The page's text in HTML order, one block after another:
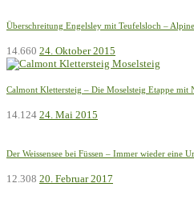
Überschreitung Engelsley mit Teufelsloch –
14.660 24. Oktober 2015
Calmont Klettersteig – Die Moselsteig Etappe mit
14.124 24. Mai 2015
Der Weissensee bei Füssen – Immer wieder eine
12.308 20. Februar 2017